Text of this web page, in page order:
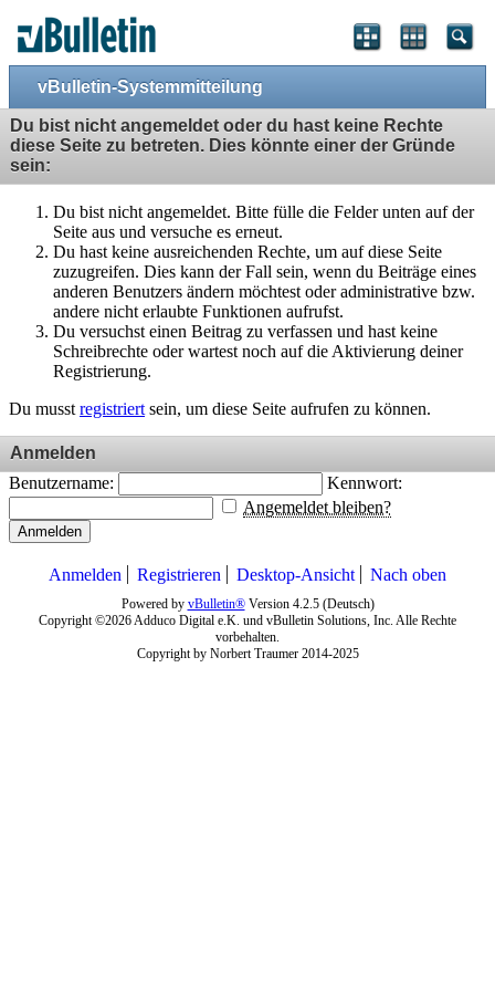
vBulletin-Systemmitteilung
Du bist nicht angemeldet oder du hast keine Rechte
diese Seite zu betreten. Dies könnte einer der Gründe
sein:
Du bist nicht angemeldet. Bitte fülle die Felder unten auf der
Seite aus und versuche es erneut.
Du hast keine ausreichenden Rechte, um auf diese Seite
zuzugreifen. Dies kann der Fall sein, wenn du Beiträge eines
anderen Benutzers ändern möchtest oder administrative bzw.
andere nicht erlaubte Funktionen aufrufst.
Du versuchst einen Beitrag zu verfassen und hast keine
Schreibrechte oder wartest noch auf die Aktivierung deiner
Registrierung.
Du musst registriert sein, um diese Seite aufrufen zu können.
Anmelden
Benutzername:
Kennwort:
Angemeldet bleiben?
Anmelden
Anmelden Registrieren Desktop-Ansicht Nach oben
Powered by vBulletin®Version 4.2.5 (Deutsch)
Copyright ©2026 Adduco Digital e.K. und vBulletin Solutions, Inc. Alle Rechte
vorbehalten.
Copyright by Norbert Traumer 2014-2025